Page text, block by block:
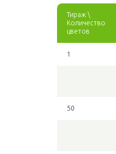
Тираж \
Количество
цветов
1
50